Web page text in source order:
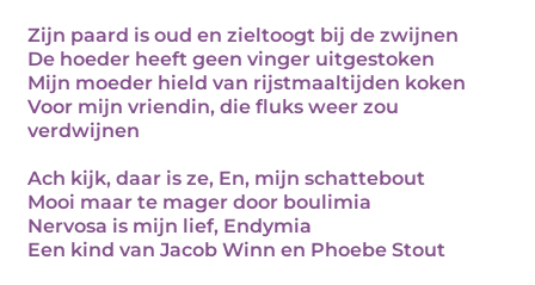
Zijn paard is oud en zieltoogt bij de zwijnen
De hoeder heeft geen vinger uitgestoken
Mijn moeder hield van rijstmaaltijden koken
Voor mijn vriendin, die fluks weer zou
verdwijnen
Ach kijk, daar is ze, En, mijn schattebout
Mooi maar te mager door boulimia
Nervosa is mijn lief, Endymia
Een kind van Jacob Winn en Phoebe Stout